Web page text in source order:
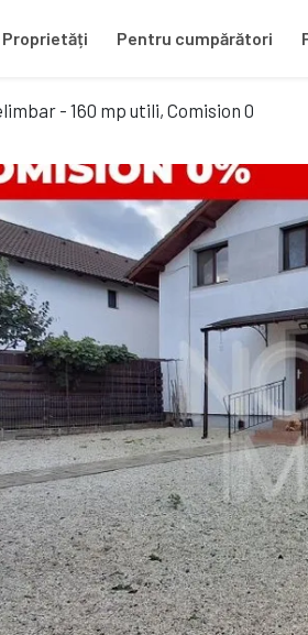
Proprietăți Pentru cumpărători
- 160 mp utili, Comision 0